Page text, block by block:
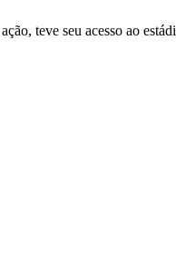
teve seu acesso ao